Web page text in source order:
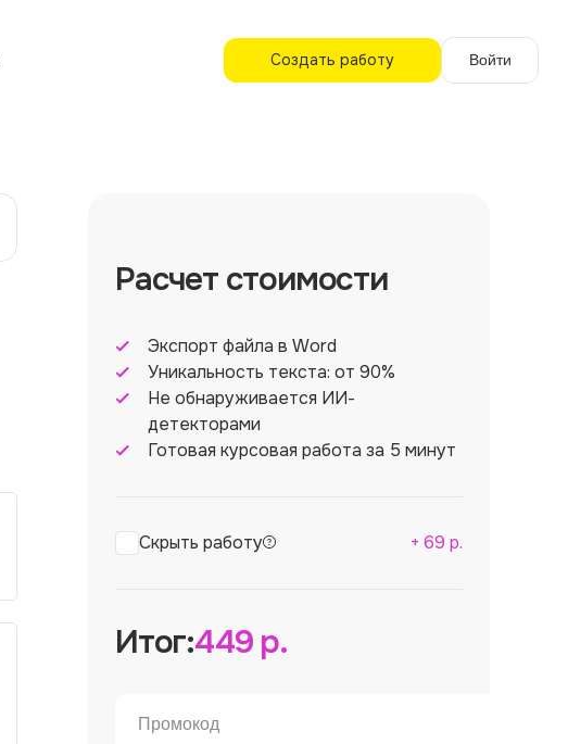
Создать работу Войти
Расчет стоимости
Экспорт файла в Word
Уникальность текста: от 90%
Не обнаруживается ИИ-
детекторами
Готовая курсовая работа за 5 минут
Скрыть работу + 69 р.
Итог:449р.